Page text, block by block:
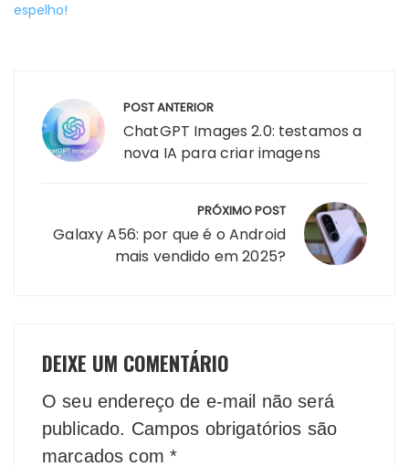
espelho!
de
Post
POST ANTERIOR
ChatGPT Images 2.0: testamos a
nova IA para criar imagens
PRÓXIMO POST
Galaxy A56: por que é o Android
mais vendido em 2025?
DEIXE UM COMENTÁRIO
O seu endereço de e-mail não será
publicado. Campos obrigatórios são
marcados com *